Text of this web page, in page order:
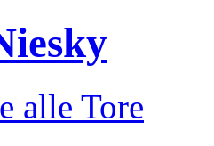
alle Tore